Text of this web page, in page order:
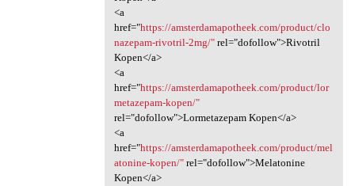
<a
href="https://amsterdamapotheek.com/product/clo
nazepam-rivotril-2mg/"rel="dofollow">Rivotril
Kopen</a>
<a
href="https://amsterdamapotheek.com/product/lor
metazepam-kopen/"
rel="dofollow">Lormetazepam Kopen</a>
<a
href="https://amsterdamapotheek.com/product/mel
atonine-kopen/"rel="dofollow">Melatonine
Kopen</a>